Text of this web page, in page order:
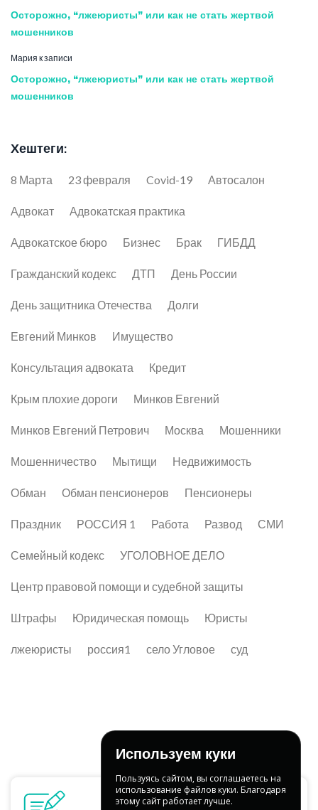
Осторожно, “лжеюристы” или как не стать жертвой
мошенников
Мария к записи
Осторожно, “лжеюристы” или как не стать жертвой
мошенников
Хештеги:
8 Марта 23 февраля Covid-19 Автосалон
Адвокат Адвокатская практика
Адвокатское бюро Бизнес Брак ГИБДД
Гражданский кодекс ДТП День России
День защитника Отечества Долги
Евгений Минков Имущество
Консультация адвоката Кредит
Крым плохие дороги Минков Евгений
Минков Евгений Петрович Москва Мошенники
Мошенничество Мытищи Недвижимость
Обман Обман пенсионеров Пенсионеры
Праздник РОССИЯ 1 Работа Развод СМИ
Семейный кодекс УГОЛОВНОЕ ДЕЛО
Центр правовой помощи и судебной защиты
Штрафы Юридическая помощь Юристы
лжеюристы россия1 село Угловое суд
Используем куки
Пользуясь сайтом, вы соглашаетесь на
использование файлов куки. Благодаря
этому сайт работает лучше.